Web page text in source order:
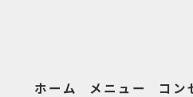
ホーム メニュー コン